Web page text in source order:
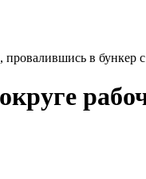
в бункер